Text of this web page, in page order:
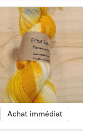
Achat immédiat